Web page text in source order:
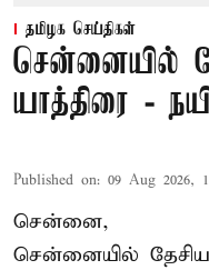
தமிழக செய்திகள்
சென்னையில்
யாத்திரை -
Published on: 09 Aug 2026,
சென்னை,
சென்னையில்